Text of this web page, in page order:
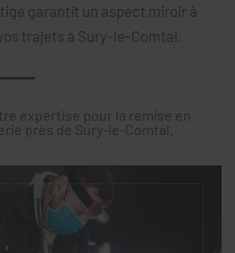
garantit un aspect miroir à
trajets à Sury-le-Comtal.
expertise pour la remise en
près de Sury-le-Comtal.